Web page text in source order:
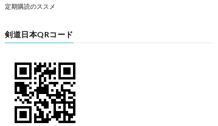
定期購読のススメ
剣道日本QRコード